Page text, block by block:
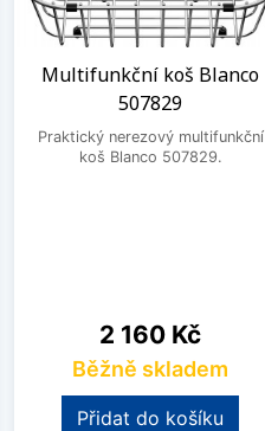
Multifunkční koš Blanco
507829
Praktický nerezový multifunkční
koš Blanco 507829.
Cena
2 160 Kč
Běžně skladem
Přidat do košíku